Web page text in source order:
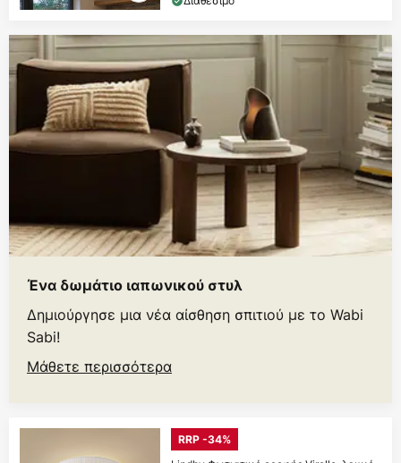
Ένα δωμάτιο ιαπωνικού στυλ
Δημιούργησε μια νέα αίσθηση σπιτιού με το Wabi
Sabi!
Μάθετε περισσότερα
RRP -34%